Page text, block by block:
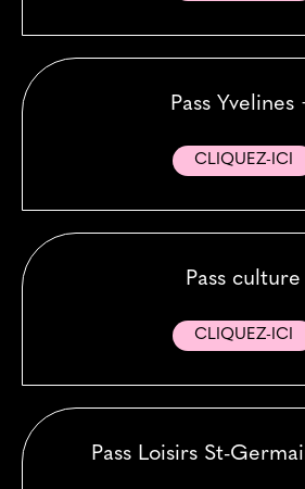
Pass Yvelines
CLIQUEZ-ICI
Pass culture
CLIQUEZ-ICI
Pass Loisirs St-